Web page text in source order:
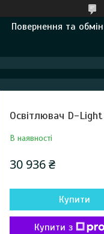
Повернення та обмін
Освітлювач D-
В наявності
30 936 ₴
Купити
Купити з